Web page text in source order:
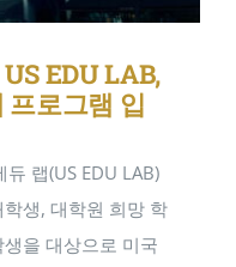
EDU LAB,
프로그램 입
랩(US EDU LAB)
생, 대학원 희망 학
을 대상으로 미국